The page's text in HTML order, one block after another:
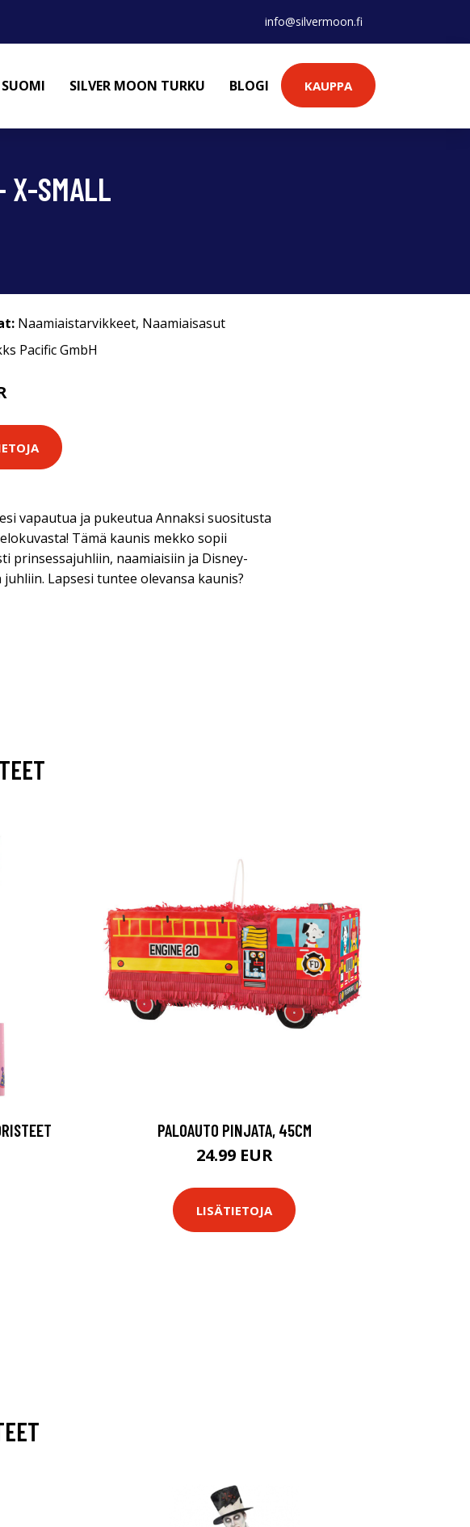
info@silvermoon.fi
SILVER MOON TURKU BLOGI KAUPPA
X-SMALL
Naamiaistarvikkeet, Naamiaisasut
Pacific GmbH
vapautua ja pukeutua Annaksi suositusta
Tämä kaunis mekko sopii
prinsessajuhliin, naamiaisiin ja Disney-
Lapsesi tuntee olevansa kaunis?
PALOAUTO PINJATA, 45CM
24.99 EUR
LISÄTIETOJA